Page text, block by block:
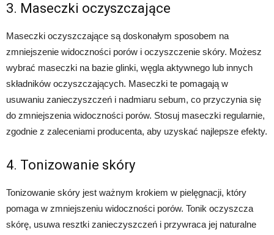
3. Maseczki oczyszczające
Maseczki oczyszczające są doskonałym sposobem na
zmniejszenie widoczności porów i oczyszczenie skóry. Możesz
wybrać maseczki na bazie glinki, węgla aktywnego lub innych
składników oczyszczających. Maseczki te pomagają w
usuwaniu zanieczyszczeń i nadmiaru sebum, co przyczynia się
do zmniejszenia widoczności porów. Stosuj maseczki regularnie,
zgodnie z zaleceniami producenta, aby uzyskać najlepsze efekty.
4. Tonizowanie skóry
Tonizowanie skóry jest ważnym krokiem w pielęgnacji, który
pomaga w zmniejszeniu widoczności porów. Tonik oczyszcza
skórę, usuwa resztki zanieczyszczeń i przywraca jej naturalne